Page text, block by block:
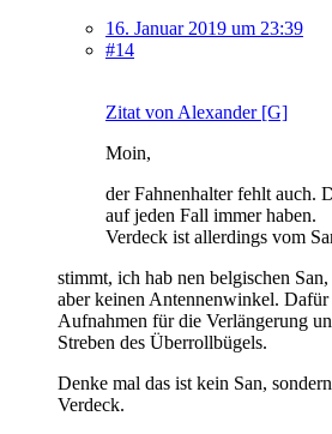
16. Januar 2019 um 23:39
#14
Zitat von Alexander [G]
Moin,
der Fahnenhalter fehlt auch.
auf jeden Fall immer haben.
Verdeck ist allerdings vom
stimmt, ich hab nen belgischen
aber keinen Antennenwinkel. Dafür
Aufnahmen für die Verlängerung
Streben des Überrollbügels.
Denke mal das ist kein San,
Verdeck.